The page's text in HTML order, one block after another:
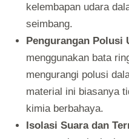
kelembapan udara
seimbang.
Pengurangan Polusi
menggunakan bata
mengurangi polusi
material ini biasanya
kimia berbahaya.
Isolasi Suara dan